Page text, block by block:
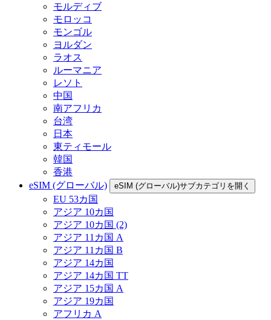
モルディブ
モロッコ
モンゴル
ヨルダン
ラオス
ルーマニア
レソト
中国
南アフリカ
台湾
日本
東ティモール
韓国
香港
eSIM (グローバル)
eSIM (グローバル)サブカテゴリを開く
EU 53カ国
アジア 10カ国
アジア 10カ国 (2)
アジア 11カ国 A
アジア 11カ国 B
アジア 14カ国
アジア 14カ国 TT
アジア 15カ国 A
アジア 19カ国
アフリカ A